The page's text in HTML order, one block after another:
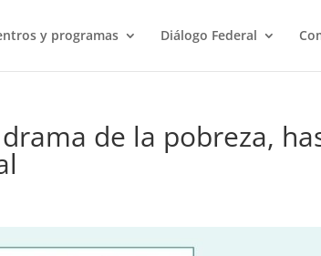
y programas Diálogo Federal
de la pobreza,